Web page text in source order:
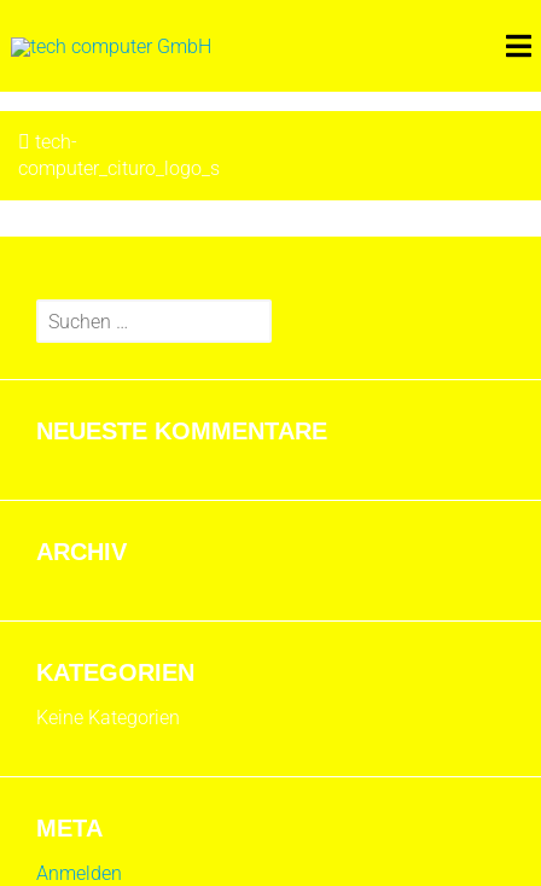
to
content
BEITRAGSNAVIGATION
tech-
computer_cituro_logo_s
Suchen
nach:
NEUESTE KOMMENTARE
ARCHIV
KATEGORIEN
Keine Kategorien
META
Anmelden